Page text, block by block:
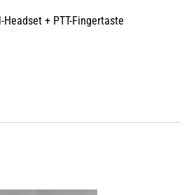
+ PTT-Fingertaste